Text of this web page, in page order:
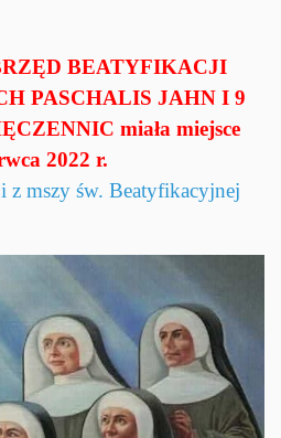
BEATYFIKACJI
PASCHALIS JAHN I 9
miała miejsce
2022 r.
z mszy św. Beatyfikacyjnej